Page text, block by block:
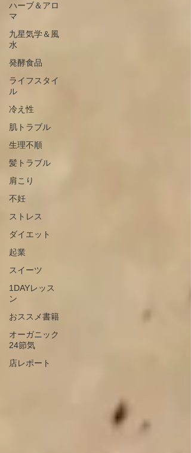
ハーブ＆アロ
マ
九星気学＆風
水
発酵食品
ライフスタイ
ル
冷え性
肌トラブル
生理不順
髪トラブル
肩こり
不妊
ストレス
ダイエット
起業
スイーツ
1DAYレッス
ン
おススメ書籍
オーガニック
24節気
店レポート